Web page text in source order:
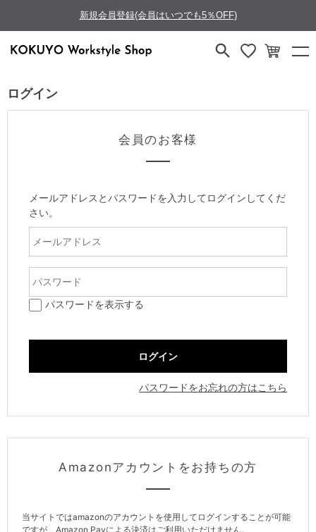
新規会員登録(会員はいつでも5％OFF)
ログイン
会員のお客様
メールアドレスとパスワードを入力してログインしてくだ
さい。
パスワードを表示する
パスワードをお忘れの方はこちら
Amazonアカウントをお持ちの方